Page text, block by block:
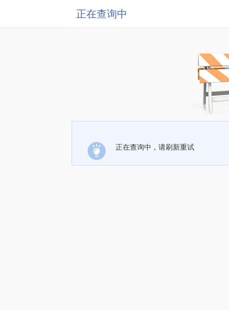
正在查询中
正在查询中，请刷新重试